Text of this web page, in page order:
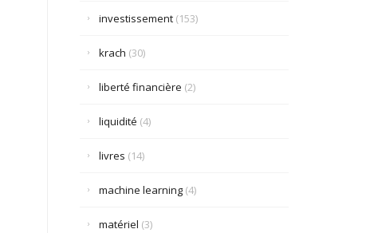
investissement(153)
krach (30)
liberté financière (2)
liquidité (4)
livres (14)
machine learning(4)
matériel (3)